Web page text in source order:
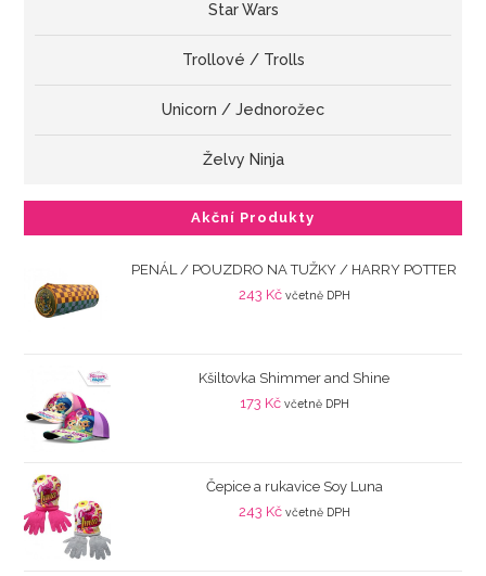
Star Wars
Trollové / Trolls
Unicorn / Jednorožec
Želvy Ninja
Akční Produkty
PENÁL / POUZDRO NA TUŽKY / HARRY POTTER
243 Kč včetně DPH
Kšiltovka Shimmer and Shine
173 Kč včetně DPH
Čepice a rukavice Soy Luna
243 Kč včetně DPH